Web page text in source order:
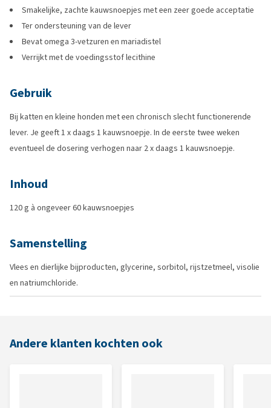
Smakelijke, zachte kauwsnoepjes met een zeer goede acceptatie
Ter ondersteuning van de lever
Bevat omega 3-vetzuren en mariadistel
Verrijkt met de voedingsstof lecithine
Gebruik
Bij katten en kleine honden met een chronisch slecht functionerende
lever. Je geeft 1 x daags 1 kauwsnoepje. In de eerste twee weken
eventueel de dosering verhogen naar 2 x daags 1 kauwsnoepje.
Inhoud
120 g à ongeveer 60 kauwsnoepjes
Samenstelling
Vlees en dierlijke bijproducten, glycerine, sorbitol, rijstzetmeel, visolie
en natriumchloride.
Andere klanten kochten ook